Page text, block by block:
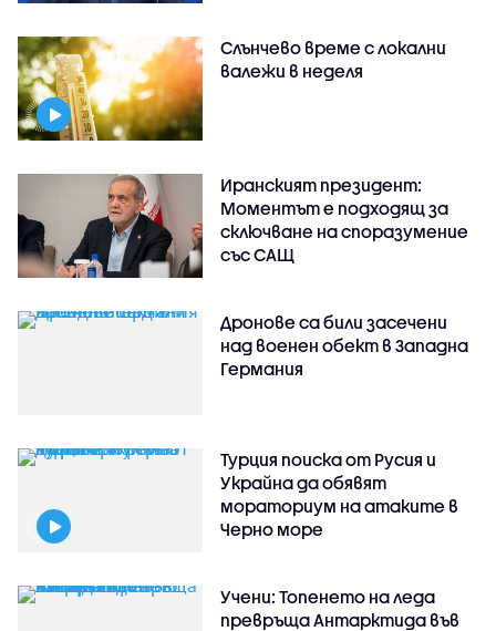
Слънчево време с локални
валежи в неделя
Иранският президент:
Моментът е подходящ за
сключване на споразумение
със САЩ
Дронове са били засечени
над военен обект в Западна
Германия
Турция поиска от Русия и
Украйна да обявят
мораториум на атаките в
Черно море
Учени: Топенето на леда
превръща Антарктида във